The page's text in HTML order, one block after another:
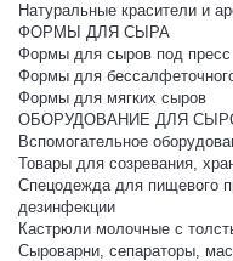
Натуральные красители и
ФОРМЫ ДЛЯ СЫРА
Формы для сыров под пресс
Формы для
Формы для мягких сыров
ОБОРУДОВАНИЕ ДЛЯ
Вспомогательное
Товары для созревания,
Спецодежда для пищевого
дезинфекции
Кастрюли молочные с
Сыроварни, сепараторы,